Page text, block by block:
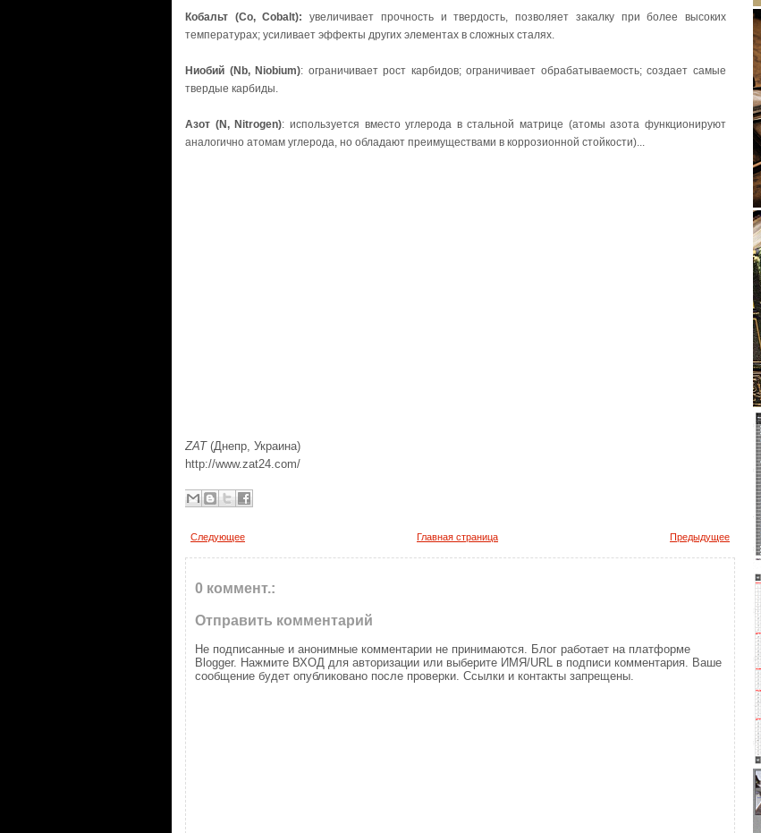
Кобальт (Co, Cobalt):
увеличивает прочность и твердость, позволяет закалку при более высоких
температурах; усиливает эффекты других элементах в сложных сталях.
Ниобий (Nb, Niobium): ограничивает рост карбидов; ограничивает обрабатываемость; создает самые
твердые карбиды.
Азот (N, Nitrogen): используется вместо углерода в стальной матрице (атомы азота функционируют
аналогично атомам углерода, но обладают преимуществами в коррозионной стойкости)...
ZAT (Днепр, Украина)
http://www.zat24.com/
Следующее Предыдущее
Главная страница
0 коммент.:
Отправить комментарий
Не подписанные и анонимные комментарии не принимаются. Блог работает на платформе
Blogger. Нажмите ВХОД для авторизации или выберите ИМЯ/URL в подписи комментария. Ваше
сообщение будет опубликовано после проверки. Ссылки и контакты запрещены.